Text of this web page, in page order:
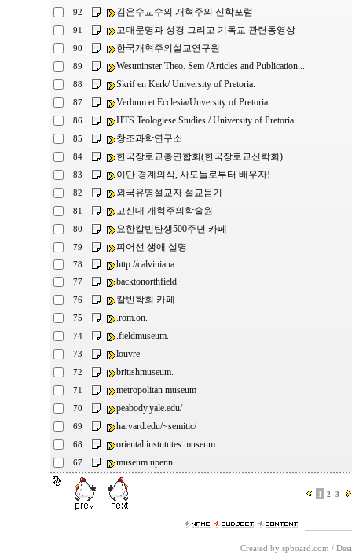
92 김은수교수의 개혁주의 신학포럼
91 고대문명과 성경 그리고 기독교 관련동영상
90 한국개혁주의설교연구원
89 Westminster Theo. Sem /Articles and Publication...
88 Skrif en Kerk/ University of Pretoria.
87 Verbum et Ecclesia/Unversity of Pretoria
86 HTS Teologiese Studies / University of Pretoria
85 창조과학연구소
84 한국장로교총연합회(한국장로교신학회)
83 이단 경계의식, 사도들로부터 배우자!
82 외국유명설교자 설교듣기
81 고신대 개혁주의학술원
80 요한칼빈탄생500주년 카페
79 피어선 생애 설명
78 http://calviniana
77 backtonorthfield
76 칼빈학회 카페
75 .rom.on.
74 .fieldmuseum.
73 louvre
72 britishmuseum.
71 metropolitan museum
70 peabody.yale.edu/
69 harvard.edu/~semitic/
68 oriental instututes museum
67 museum.upenn.
1 2 3
Created by spboard.com /